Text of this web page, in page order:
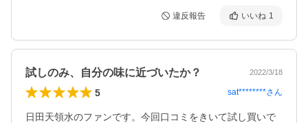
違反報告 いいね 1
試しのみ、自分の味に近づいたか？ 2022/3/18
5 sat********さん
日田天領水のファンです。今回口コミをきいて試し買いで